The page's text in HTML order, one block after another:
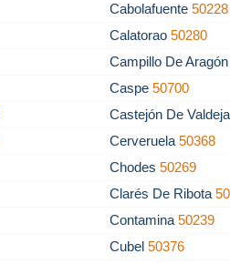
Cabolafuente50228
Calatorao50280
Campillo De
Caspe50700
Castejón De
Cerveruela50368
Chodes50269
Clarés De Ribota
Contamina50239
Cubel50376